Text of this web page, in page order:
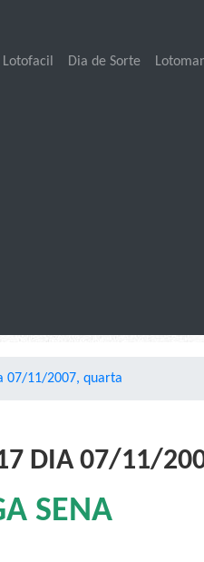
Lotofacil Dia de Sorte
07/11/2007, quarta
DIA 07/11/
SENA